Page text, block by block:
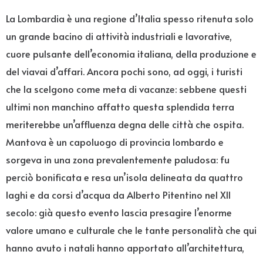
La Lombardia è una regione d’Italia spesso ritenuta solo
un grande bacino di attività industriali e lavorative,
cuore pulsante dell’economia italiana, della produzione e
del viavai d’affari. Ancora pochi sono, ad oggi, i turisti
che la scelgono come meta di vacanze: sebbene questi
ultimi non manchino affatto questa splendida terra
meriterebbe un’affluenza degna delle città che ospita.
Mantova è un capoluogo di provincia lombardo e
sorgeva in una zona prevalentemente paludosa: fu
perciò bonificata e resa un’isola delineata da quattro
laghi e da corsi d’acqua da Alberto Pitentino nel XII
secolo: già questo evento lascia presagire l’enorme
valore umano e culturale che le tante personalità che qui
hanno avuto i natali hanno apportato all’architettura,